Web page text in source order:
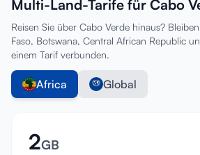
Multi-Land-Tarife für Cabo
Reisen Sie über Cabo Verde hinaus?
Faso, Botswana, Central African Republic
einem Tarif verbunden.
Africa Global
2GB